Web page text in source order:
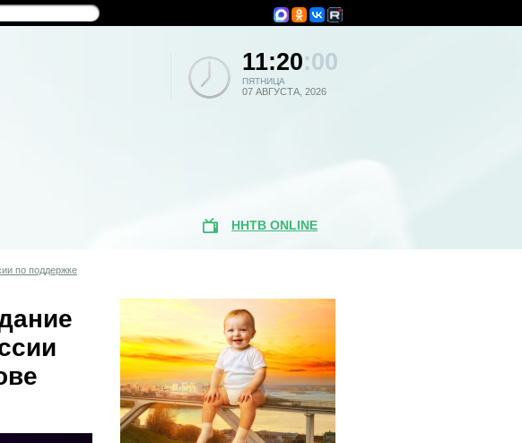
11:20:00
ПЯТНИЦА
07 АВГУСТА, 2026
ННТВ ONLINE
по поддержке